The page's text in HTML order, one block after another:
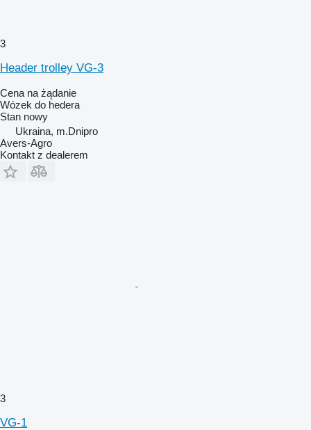
3
Header trolley VG-3
Cena na żądanie
Wózek do hedera
Stan nowy
Ukraina, m.Dnipro
Avers-Agro
Kontakt z dealerem
3
VG-1